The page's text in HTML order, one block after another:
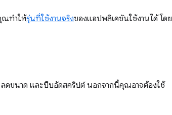
ณทำให้รุ่นที่ใช้งานจริงของแอปพลิเคชันใช้งานได้ โดย
ลดขนาด และบีบอัดสคริปต์ นอกจากนี้คุณอาจต้องใช้